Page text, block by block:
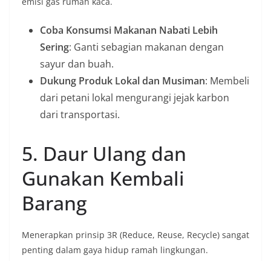
Coba Konsumsi Makanan Nabati Lebih
Sering: Ganti sebagian makanan dengan
sayur dan buah.
Dukung Produk Lokal dan Musiman: Membeli
dari petani lokal mengurangi jejak karbon
dari transportasi.
5. Daur Ulang dan
Gunakan Kembali
Barang
Menerapkan prinsip 3R (Reduce, Reuse, Recycle) sangat
penting dalam gaya hidup ramah lingkungan.